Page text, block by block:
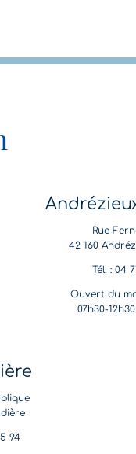
Rue
42 160
Tél. : 04
Ouvert du
07h30-
94